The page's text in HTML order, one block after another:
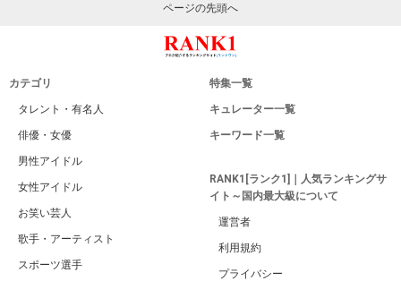
ページの先頭へ
カテゴリ
タレント・有名人
俳優・女優
男性アイドル
女性アイドル
お笑い芸人
歌手・アーティスト
スポーツ選手
特集一覧
キュレーター一覧
キーワード一覧
RANK1[ランク1]｜人気ランキングサ
イト～国内最大級について
運営者
利用規約
プライバシー